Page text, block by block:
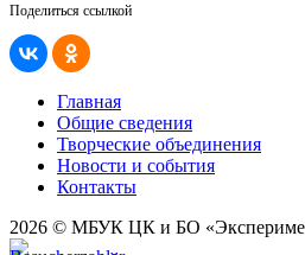
Поделиться ссылкой
Главная
Общие сведения
Творческие объединения
Новости и события
Контакты
2026 © МБУК ЦК и БО